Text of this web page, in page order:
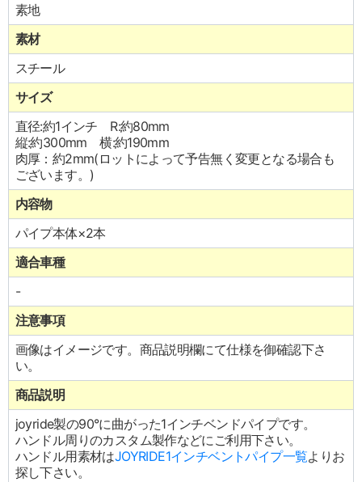
素地
素材
スチール
サイズ
直径:約1インチ R:約80mm
縦:約300mm 横:約190mm
肉厚：約2mm(ロットによって予告無く変更となる場合も
ございます。)
内容物
パイプ本体×2本
適合車種
-
注意事項
画像はイメージです。商品説明欄にて仕様を御確認下さ
い。
商品説明
joyride製の90°に曲がった1インチベンドパイプです。
ハンドル周りのカスタム製作などにご利用下さい。
ハンドル用素材はJOYRIDE1インチベントパイプ一覧よりお
探し下さい。